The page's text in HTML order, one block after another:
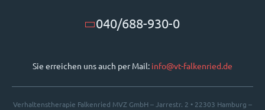
040/688-930-0
Sie erreichen uns auch per Mail: info@vt-falkenried.de
Verhaltenstherapie Falkenried MVZ GmbH – Jarrestr. 2 • 22303 Hamburg –